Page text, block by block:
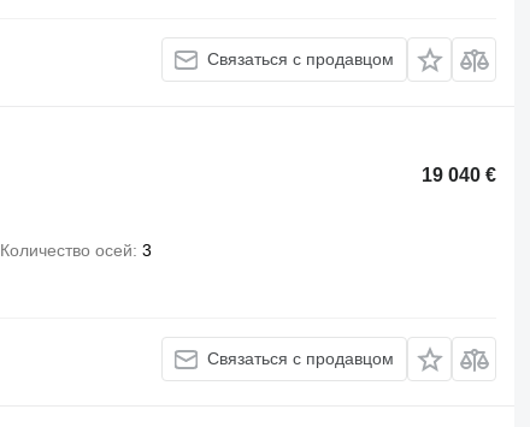
Связаться с продавцом
19 040 €
Количество осей 3
Связаться с продавцом